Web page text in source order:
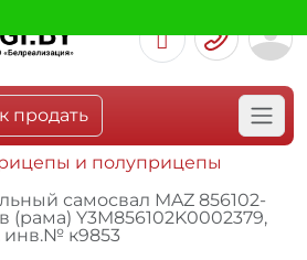
продать
и полуприцепы
самосвал MAZ 856102-
(рама) Y3M856102K0002379,
инв.№ к9853